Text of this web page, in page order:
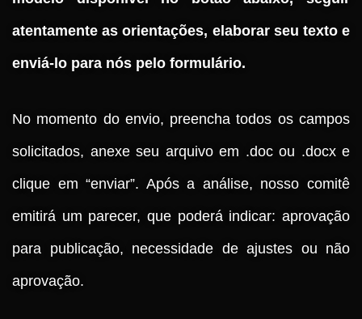
atentamente as orientações, elaborar seu texto e
enviá-lo para nós pelo formulário.
No momento do envio, preencha todos os campos
solicitados, anexe seu arquivo em .doc ou .docx e
clique em “enviar”. Após a análise, nosso comitê
emitirá um parecer, que poderá indicar: aprovação
para publicação, necessidade de ajustes ou não
aprovação.